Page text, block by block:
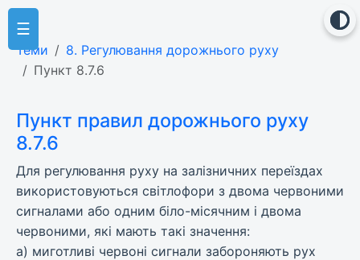
☰
Теми
8. Регулювання дорожнього руху
Пункт 8.7.6
Пункт правил дорожнього руху
8.7.6
Для регулювання руху на залізничних переїздах
використовуються світлофори з двома червоними
сигналами або одним біло-місячним і двома
червоними, які мають такі значення:
а) миготливі червоні сигнали забороняють рух